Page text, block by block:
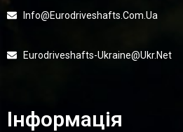
Info@eurodriveshafts.com.ua
Eurodriveshafts-Ukraine@ukr.net
Інформація